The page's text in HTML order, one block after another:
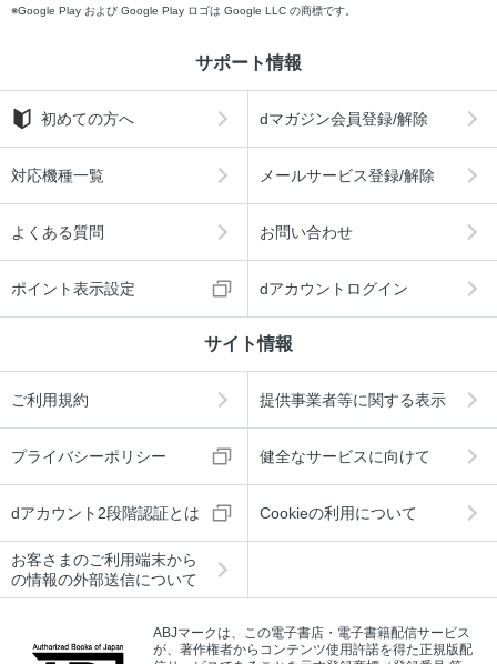
Google Play および Google Play ロゴは Google LLC の商標です。
サポート情報
初めての方へ dマガジン会員登録/解除
対応機種一覧 メールサービス登録/解除
よくある質問 お問い合わせ
ポイント表示設定 dアカウントログイン
サイト情報
ご利用規約 提供事業者等に関する表示
プライバシーポリシー 健全なサービスに向けて
dアカウント2段階認証とは Cookieの利用について
お客さまのご利用端末から
の情報の外部送信について
ABJマークは、この電子書店・電子書籍配信サービス
が、著作権者からコンテンツ使用許諾を得た正規版配